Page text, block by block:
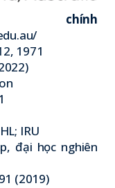
1971
IRU
đại học nghiên
(2019)